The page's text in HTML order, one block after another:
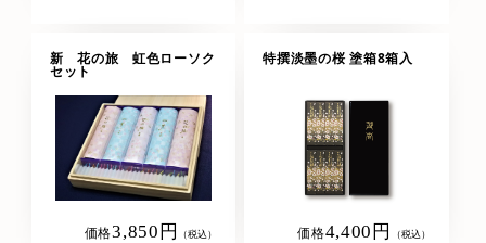
新 花の旅 虹色ローソク
セット
価格3,850円 （税込）
特撰淡墨の桜 塗箱8箱入
価格4,400円 （税込）